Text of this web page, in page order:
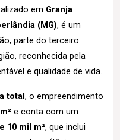
em Granja
(MG), é um
parte do terceiro
reconhecida pela
e qualidade de vida.
total , o empreendimento
e conta com um
10 mil m², que inclui